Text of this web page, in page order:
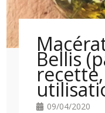
Bellis
09/04/2020